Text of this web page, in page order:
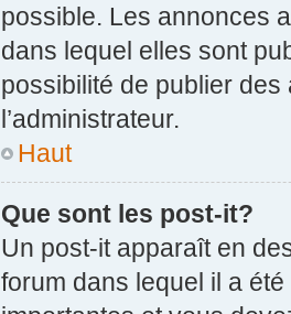
possible. Les annonces
dans lequel elles sont
possibilité de publier
l’administrateur.
Haut
Que sont les post-it?
Un post-it apparaît en
forum dans lequel il a